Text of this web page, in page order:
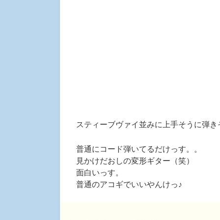
スティーブヴァイ並みに上手そうに弾き
普通にコード弾いてるだけっす。。
見かけだおしの変形ギター（笑）
面白いっす。
普通のアコギでいいやんけっ♪